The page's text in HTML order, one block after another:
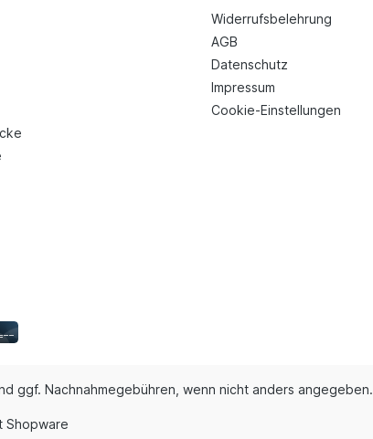
Widerrufsbelehrung
AGB
Datenschutz
Impressum
Cookie-Einstellungen
ggf. Nachnahmegebühren, wenn nicht anders angegeben.
Shopware